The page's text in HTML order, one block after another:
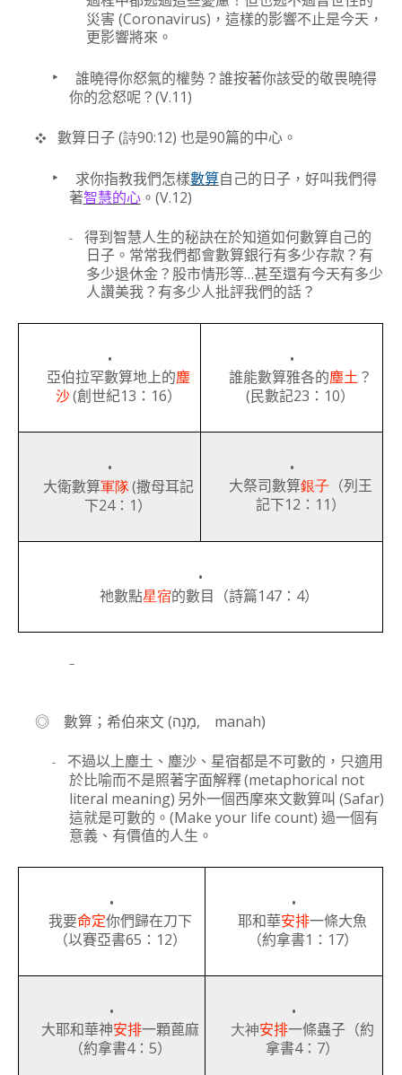
災害 (Coronavirus) ，這樣的影響不止是今天 ，
更影響將來 。
‣
誰曉得你怒氣的權勢？誰按著你該受的敬畏曉得
你的忿怒呢？ (V.11)
❖ 數算日子(詩90:12) 也是90篇的中心。
‣ 求你指教我們怎樣數算自己的日子，好叫我們得
著智慧的心。 (V.12)
- 得到智慧人生的秘訣在於知道如何數算自己的
日子。常常我們都會數算銀行有多少存款？有
多少退休金？ 股市情形等…甚至還有今天有多少
人讚美我？有多少人批評我們的話？
•
亞伯拉罕數算地上的塵
沙 (創世紀13 ： 16）
•
誰能數算雅各的塵土 ？
( 民數記23 ： 10）
•
大衛數算軍隊 (撒母耳記
下24： 1 ）
•
大祭司數算銀子 （列 王
記下12 ： 11 ）
•
祂數點星宿的數目（詩篇147 ： 4）
–
◎ 數算；希伯來文(מָנָה, manah)
-
不過以上塵土、塵沙、星宿都是不可數的，只適用
於比喻而不是照著字面解釋(metaphorical not
literal meaning) 另外一個西摩來文數算叫 (Safar)
這就是可數的。 (Make your life count) 過一個有
意義、有價值的人生。
•
我要命定你們歸在刀下
（以賽亞書65 ： 12）
•
耶和華安排一條大魚
（約拿書1 ： 17）
•
大耶和華神安排一顆蓖麻
（約拿書4：5）
•
大神安排一條蟲子（約
拿書4： 7）